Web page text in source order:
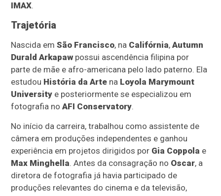
IMAX.
Trajetória
Nascida emSão Francisco, na Califórnia,Autumn
Durald Arkapawpossui ascendência filipina por
parte de mãe e afro-americana pelo lado paterno. Ela
estudou História da Arte na Loyola Marymount
University e posteriormente se especializou em
fotografia noAFI Conservatory.
No início da carreira, trabalhou como assistente de
câmera em produções independentes e ganhou
experiência em projetos dirigidos por Gia Coppola e
Max Minghella. Antes da consagração no Oscar, a
diretora de fotografia já havia participado de
produções relevantes do cinema e da televisão,